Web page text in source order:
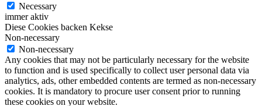
Necessary
immer aktiv
Diese Cookies backen Kekse
Non-necessary
Non-necessary
Any cookies that may not be particularly necessary for the website
to function and is used specifically to collect user personal data via
analytics, ads, other embedded contents are termed as non-necessary
cookies. It is mandatory to procure user consent prior to running
these cookies on your website.